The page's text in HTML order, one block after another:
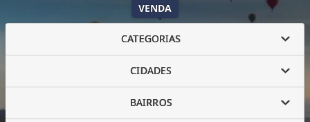
VENDA
CATEGORIAS
CIDADES
BAIRROS